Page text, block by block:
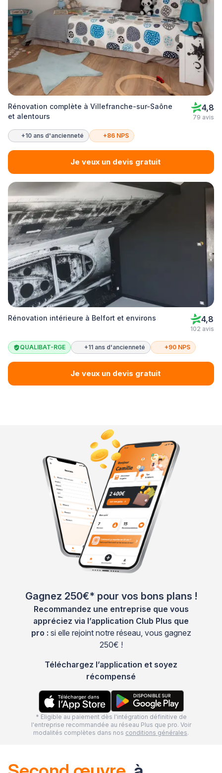
Rénovation complète à Villefranche-sur-Saône
et alentours
4,8
79 avis
+10 ans d'ancienneté +86 NPS
Je veux un devis gratuit
Rénovation intérieure à Belfort et environs 4,8
102 avis
QUALIBAT-RGE +11 ans d'ancienneté +90 NPS
Je veux un devis gratuit
Gagnez 250€* pour vos bons plans !
Recommandez une entreprise que vous
appréciez via l’application Club Plus que
pro : si elle rejoint notre réseau, vous gagnez
250€ !
Téléchargez l’application et soyez
récompensé
* Eligible au paiement dès l'intégration définitive de
l'entreprise recommandée au réseau Plus que pro. Voir
modalités complètes dans nos conditions générales.